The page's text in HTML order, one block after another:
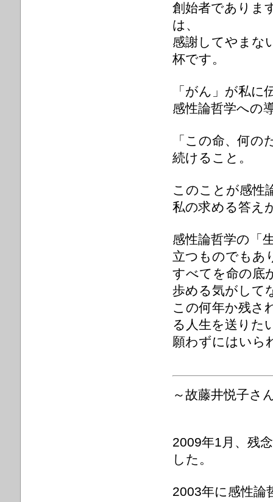
創始者でありま
は、
感謝してやまな
杯です。
「がん」が私
感性論哲学への
「この命、何
続けること。
このことが感性
私の求める答え
感性論哲学の「
立つものでもあ
すべてを命の底
歩める気がして
この何年か残さ
る人生を送りた
願わずにはい
～故藤井悦子さ
2009年1月、残
した。
2003年に感性論